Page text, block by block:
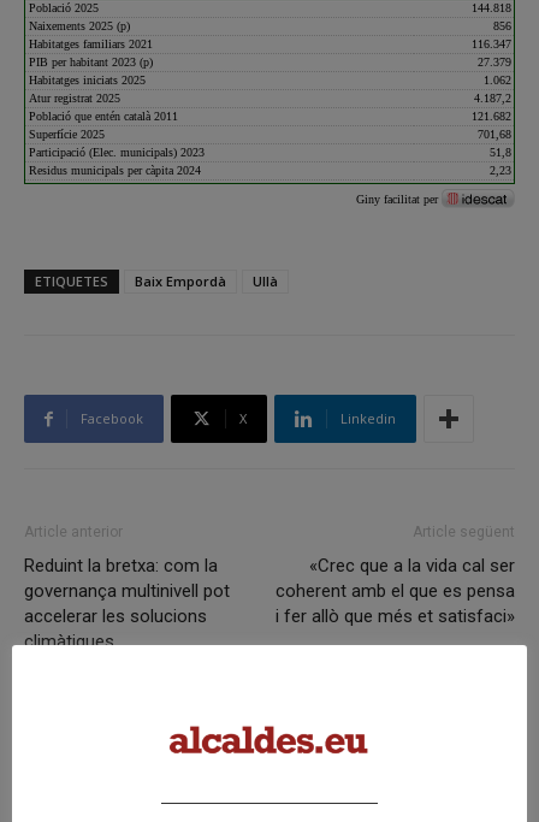
ETIQUETES Baix Empordà Ullà
Facebook X Linkedin
Article anterior
Reduint la bretxa: com la
governança multinivell pot
accelerar les solucions
climàtiques
Article següent
«Crec que a la vida cal ser
coherent amb el que es pensa
i fer allò que més et satisfaci»
Articles relacionats